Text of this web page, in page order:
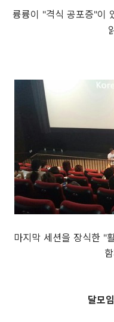
륭륭이 "격식 공포증"이
마지막 세션을 장식한 "
달모